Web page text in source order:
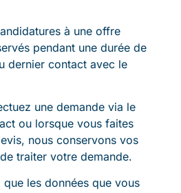
à une offre
pendant une durée de
dernier contact avec le
une demande via le
ou lorsque vous faites
nous conservons vos
traiter votre demande.
les données que vous